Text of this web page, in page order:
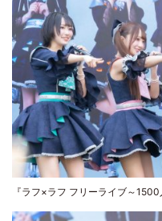
『ラフ×ラフ フリーライブ～